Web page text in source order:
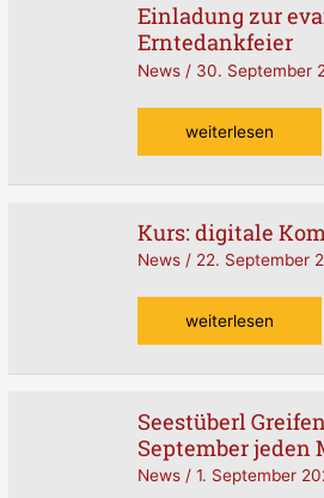
Einladung zur
Erntedankfeier
News/ 30. September
Einladung
zur
evangelischen
Erntedankfeier
weiterlesen
Kurs: digitale
News/ 22. September
Kurs:
digitale
weiterlesen
Seestüberl
September jeden
News/ 1. September
Seestüberl
Greifenburg
–